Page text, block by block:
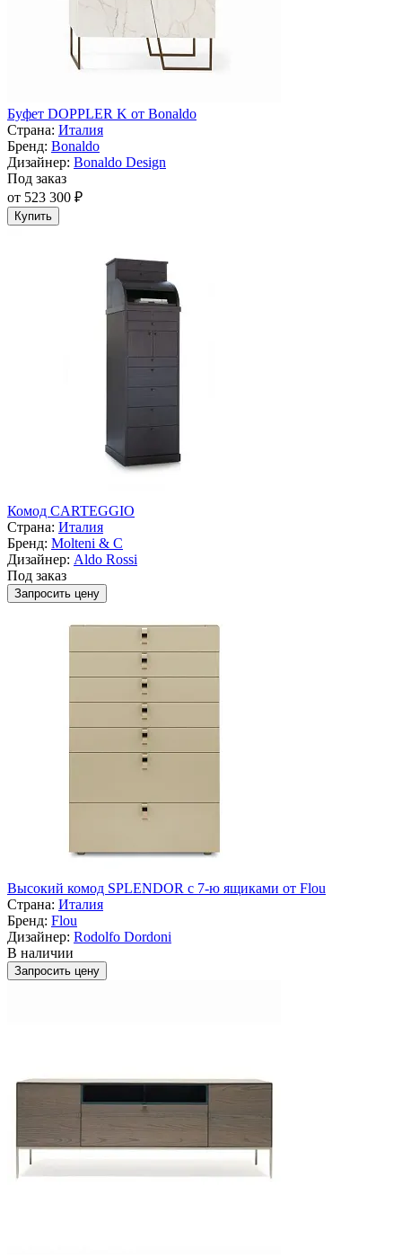
Буфет DOPPLER K от Bonaldo
Страна: Италия
Бренд: Bonaldo
Дизайнер: Bonaldo Design
Под заказ
от 523 300 ₽
Купить
Комод CARTEGGIO
Страна: Италия
Бренд: Molteni & C
Дизайнер: Aldo Rossi
Под заказ
Запросить цену
Высокий комод SPLENDOR с 7-ю ящиками от Flou
Страна: Италия
Бренд: Flou
Дизайнер: Rodolfo Dordoni
В наличии
Запросить цену